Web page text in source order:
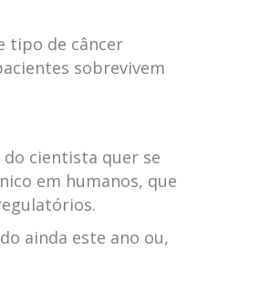
tipo de câncer
sobrevivem
cientista quer se
em humanos, que
ainda este ano ou,